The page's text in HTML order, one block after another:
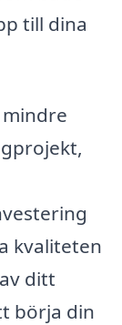
till dina
kvaliteten
ditt
börja din